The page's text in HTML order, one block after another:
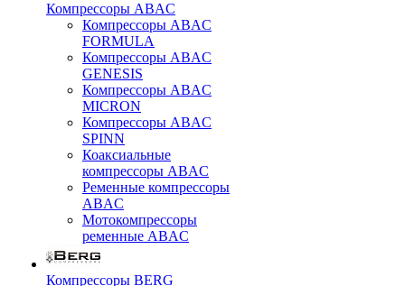
Компрессоры ABAC
Компрессоры ABAC
FORMULA
Компрессоры ABAC
GENESIS
Компрессоры ABAC
MICRON
Компрессоры ABAC
SPINN
Коаксиальные
компрессоры ABAC
Ременные компрессоры
ABAC
Мотокомпрессоры
ременные ABAC
Компрессоры BERG